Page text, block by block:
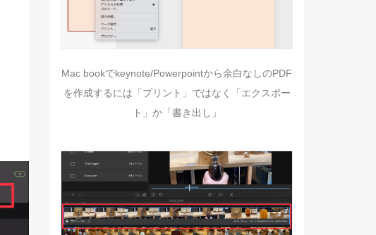
Mac bookでkeynote/Powerpointから余白なしのPDF
を作成するには「プリント」ではなく「エクスポー
ト」か「書き出し」